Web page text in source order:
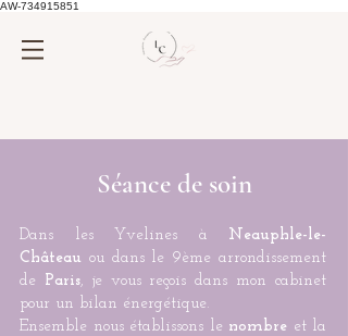
AW-734915851
Séance de soin
Dans les Yvelines à Neauphle-le-
Château ou dans le 9ème arrondissement
de Paris, je vous reçois dans mon cabinet
pour un bilan énergétique.
Ensemble nous établissons le nombre et la